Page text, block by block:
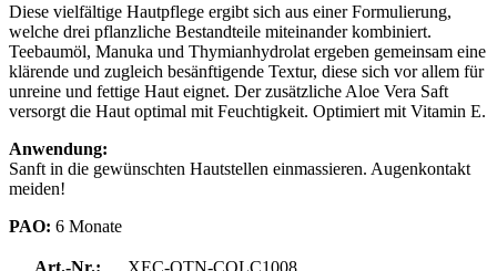
Diese vielfältige Hautpflege ergibt sich aus einer Formulierung,
welche drei pflanzliche Bestandteile miteinander kombiniert.
Teebaumöl, Manuka und Thymianhydrolat ergeben gemeinsam eine
klärende und zugleich besänftigende Textur, diese sich vor allem für
unreine und fettige Haut eignet. Der zusätzliche Aloe Vera Saft
versorgt die Haut optimal mit Feuchtigkeit. Optimiert mit Vitamin E.
Anwendung:
Sanft in die gewünschten Hautstellen einmassieren. Augenkontakt
meiden!
PAO: 6 Monate
Art.-Nr.: XEC-OTN-COLC1008